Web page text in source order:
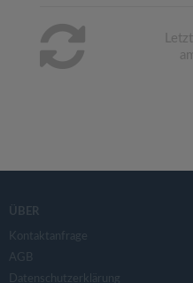
ÜBER
Kontaktanfrage
AGB
Datenschutzerklärung